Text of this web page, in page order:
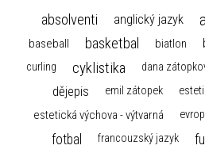
absolventi anglický jazyk
baseball basketbal biatlon
curling cyklistika dana
dějepis emil zátopek
estetická výchova - výtvarná
fotbal francouzský jazyk